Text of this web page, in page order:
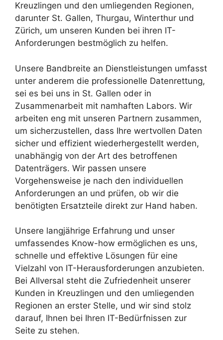
Kreuzlingen und den umliegenden Regionen,
darunter St. Gallen, Thurgau, Winterthur und
Zürich, um unseren Kunden bei ihren IT-
Anforderungen bestmöglich zu helfen.
Unsere Bandbreite an Dienstleistungen umfasst
unter anderem die professionelle Datenrettung,
sei es bei uns in St. Gallen oder in
Zusammenarbeit mit namhaften Labors. Wir
arbeiten eng mit unseren Partnern zusammen,
um sicherzustellen, dass Ihre wertvollen Daten
sicher und effizient wiederhergestellt werden,
unabhängig von der Art des betroffenen
Datenträgers. Wir passen unsere
Vorgehensweise je nach den individuellen
Anforderungen an und prüfen, ob wir die
benötigten Ersatzteile direkt zur Hand haben.
Unsere langjährige Erfahrung und unser
umfassendes Know-how ermöglichen es uns,
schnelle und effektive Lösungen für eine
Vielzahl von IT-Herausforderungen anzubieten.
Bei Allversal steht die Zufriedenheit unserer
Kunden in Kreuzlingen und den umliegenden
Regionen an erster Stelle, und wir sind stolz
darauf, Ihnen bei Ihren IT-Bedürfnissen zur
Seite zu stehen.